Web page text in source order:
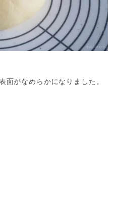
がなめらかになりました。